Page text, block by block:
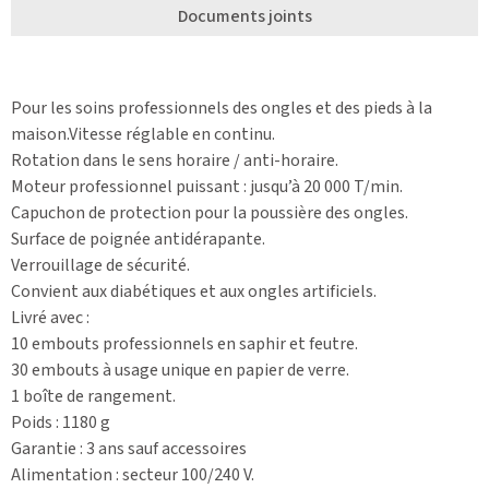
Documents joints
Pour les soins professionnels des ongles et des pieds à la
maison.Vitesse réglable en continu.
Rotation dans le sens horaire / anti-horaire.
Moteur professionnel puissant : jusqu’à 20 000 T/min.
Capuchon de protection pour la poussière des ongles.
Surface de poignée antidérapante.
Verrouillage de sécurité.
Convient aux diabétiques et aux ongles artificiels.
Livré avec :
10 embouts professionnels en saphir et feutre.
30 embouts à usage unique en papier de verre.
1 boîte de rangement.
Poids : 1180 g
Garantie : 3 ans sauf accessoires
Alimentation : secteur 100/240 V.